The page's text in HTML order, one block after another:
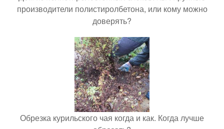
производители полистиролбетона, или кому можно
доверять?
Обрезка курильского чая когда и как. Когда лучше